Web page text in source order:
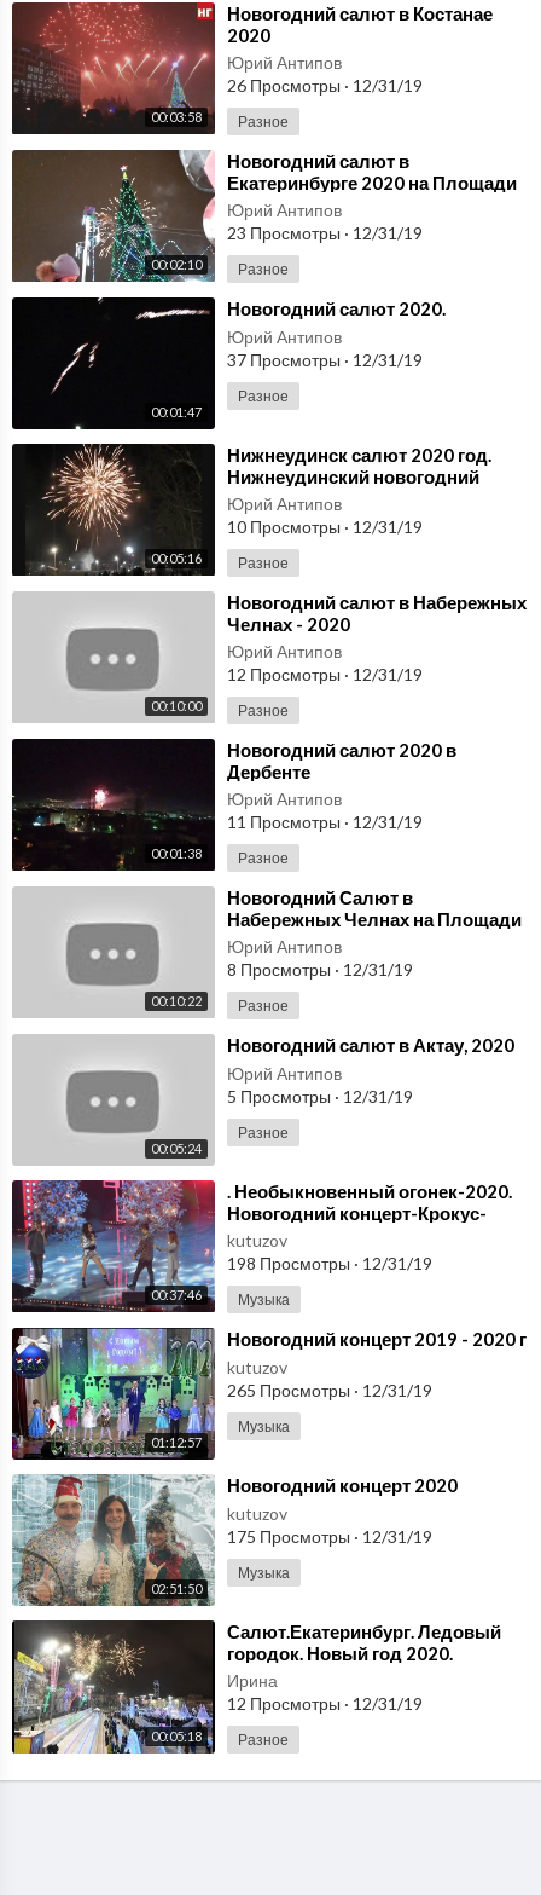
00:03:58
⁣Новогодний салют в Костанае
2020
Юрий Антипов
26 Просмотры · 12/31/19
Разное
00:02:10
⁣Новогодний салют в
Екатеринбурге 2020 на Площади
1905 года под бой курантов и
Гимна России
Юрий Антипов
23 Просмотры · 12/31/19
Разное
00:01:47
⁣Новогодний салют 2020.
Юрий Антипов
37 Просмотры · 12/31/19
Разное
00:05:16
⁣Нижнеудинск салют 2020 год.
Нижнеудинский новогодний
салют 2020 года
Юрий Антипов
10 Просмотры · 12/31/19
Разное
00:10:00
⁣Новогодний салют в Набережных
Челнах - 2020
Юрий Антипов
12 Просмотры · 12/31/19
Разное
00:01:38
⁣Новогодний салют 2020 в
Дербенте
Юрий Антипов
11 Просмотры · 12/31/19
Разное
00:10:22
⁣Новогодний Салют в
Набережных Челнах на Площади
Азатлык 2020
Юрий Антипов
8 Просмотры · 12/31/19
Разное
00:05:24
⁣Новогодний салют в Актау, 2020
Юрий Антипов
5 Просмотры · 12/31/19
Разное
00:37:46
⁣. Необыкновенный огонек-2020.
Новогодний концерт-Крокус-
Москва-23.12.2019
kutuzov
198 Просмотры · 12/31/19
Музыка
01:12:57
⁣Новогодний концерт 2019 - 2020 г
kutuzov
265 Просмотры · 12/31/19
Музыка
02:51:50
⁣Новогодний концерт 2020
kutuzov
175 Просмотры · 12/31/19
Музыка
00:05:18
⁣Салют.Екатеринбург. Ледовый
городок. Новый год 2020.
Ирина
12 Просмотры · 12/31/19
Разное